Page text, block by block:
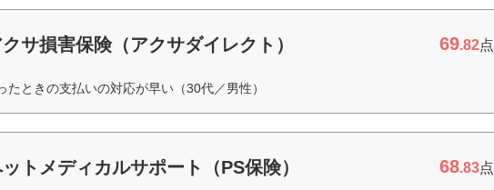
クサ損害保険（アクサダイレクト） 69.82点
たときの支払いの対応が早い（30代／男性）
トメディカルサポート（PS保険） 68.83点